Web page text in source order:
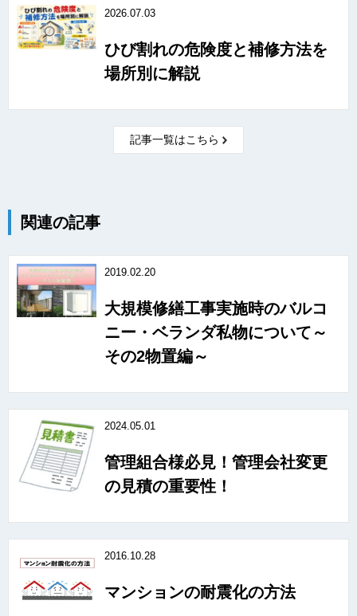
2026.07.03
ひび割れの危険度と補修方法を
場所別に解説
記事一覧はこちら
関連の記事
2019.02.20
大規模修繕工事実施時のバルコ
ニー・ベランダ私物について～
その2物置編～
2024.05.01
管理組合様必見！管理会社変更
の見積の重要性！
2016.10.28
マンションの耐震化の方法